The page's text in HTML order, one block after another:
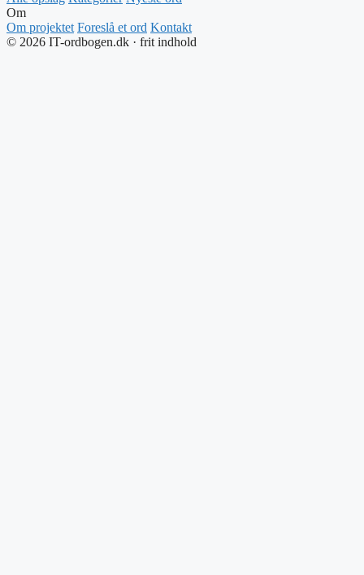
Om
Om projektet Foreslå et ord Kontakt
© 2026 IT-ordbogen.dk · frit indhold